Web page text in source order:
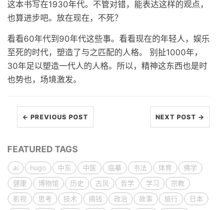
这本书写在1930年代。不管对错，能表达这样的观点，
也算进步吧。放在现在，不死？
看看60年代到90年代这些事。看看现在的年轻人，娱乐
至死的时代，塑造了与之匹配的人格。 别扯1000年，
30年足以塑造一代人的人格。所以，精神这东西也是时
也势也，场境激发。
← PREVIOUS POST NEXT POST →
FEATURED TAGS
ai hugo 中东 中医 临摹 书法 体育
佛学
健康
博物馆 历史 古风 哲学 学习
宗教
影视
思考 技术 搞钱 政治 故事 旅行 日本